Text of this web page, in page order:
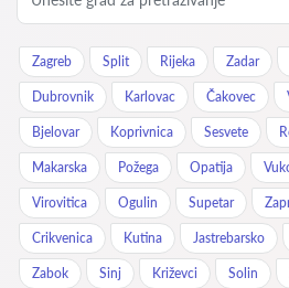
Zagreb Split Rijeka Zadar
Dubrovnik Karlovac Čakovec
Bjelovar Koprivnica Sesvete
Makarska Požega Opatija
Virovitica Ogulin Supetar
Crikvenica Kutina Jastrebarsko
Zabok Sinj Križevci Solin